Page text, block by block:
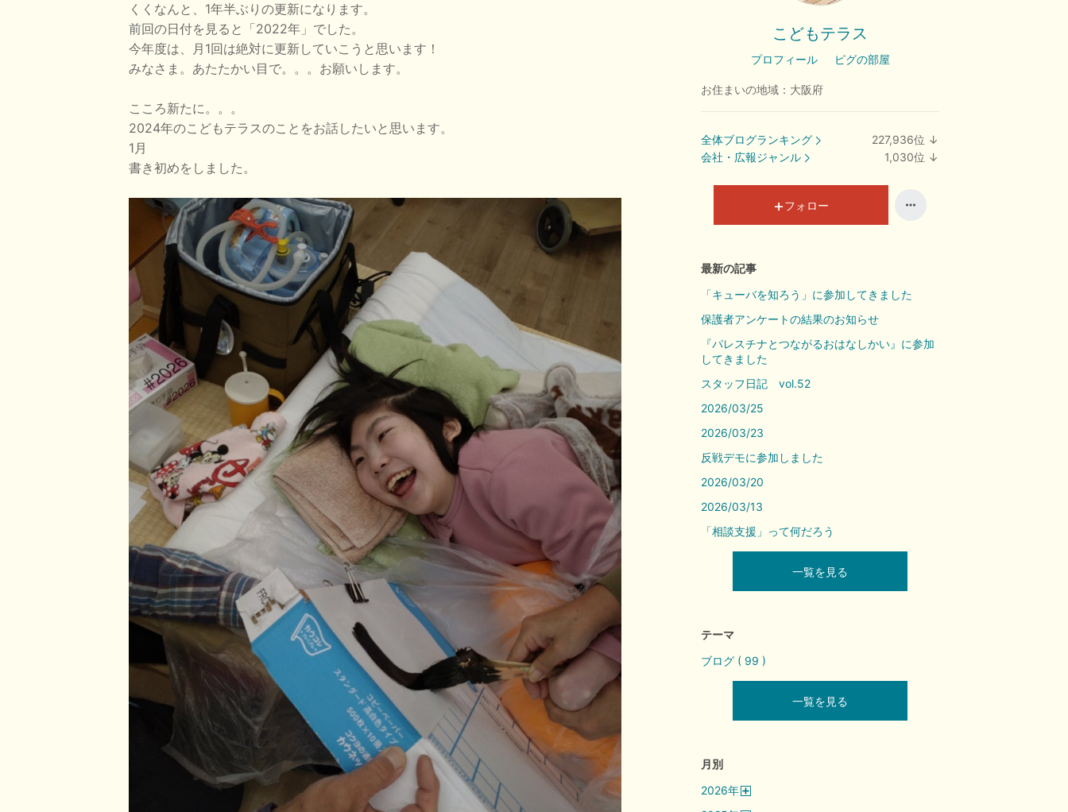
くくなんと、1年半ぶりの更新になります。
前回の日付を見ると「2022年」でした。
今年度は、月1回は絶対に更新していこうと思います！
みなさま。あたたかい目で。。。お願いします。
こころ新たに。。。
2024年のこどもテラスのことをお話したいと思います。
1月
書き初めをしました。
こどもテラス
プロフィール ピグの部屋
お住まいの地域： 大阪府
全体ブログランキング 227,936位 ↓
会社・広報ジャンル 1,030位 ↓
フォロー
最新の記事
「キューバを知ろう」に参加してきました
保護者アンケートの結果のお知らせ
『パレスチナとつながるおはなしかい』に参加
してきました
スタッフ日記 vol.52
2026/03/25
2026/03/23
反戦デモに参加しました
2026/03/20
2026/03/13
「相談支援」って何だろう
一覧を見る
テーマ
ブログ ( 99 )
一覧を見る
月別
2026年